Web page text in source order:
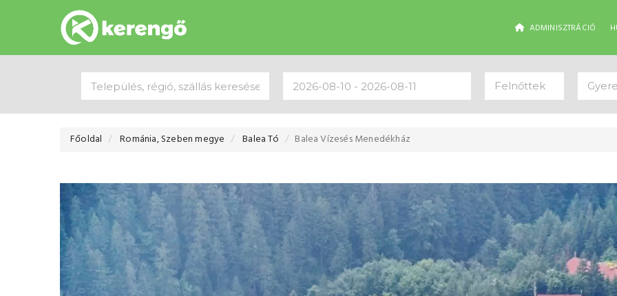
ADMINISZTRÁCIÓ
Felnőttek
Főoldal Románia, Szeben megye Balea Tó Balea Vízesés Menedékház